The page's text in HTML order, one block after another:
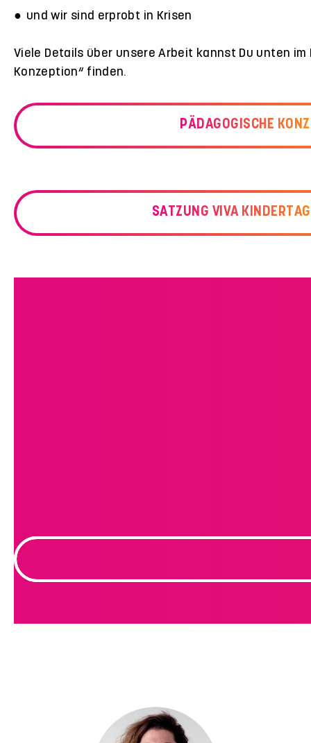
und wir sind erprobt in Krisen
Viele Details über unsere Arbeit kannst Du unten im
Konzeption“ finden.
PÄDAGOGISCHE
SATZUNG VIVA